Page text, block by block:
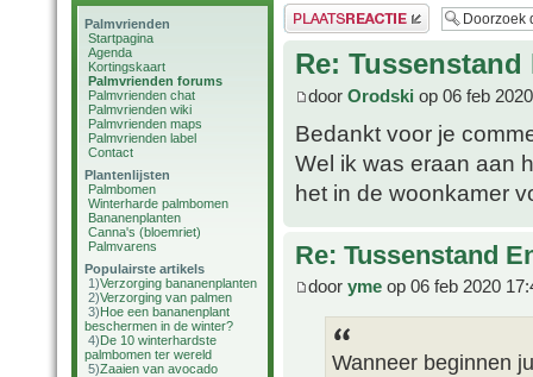
Palmvrienden
Startpagina
Agenda
Kortingskaart
Palmvrienden forums
Palmvrienden chat
Palmvrienden wiki
Palmvrienden maps
Palmvrienden label
Contact
Plantenlijsten
Palmbomen
Winterharde palmbomen
Bananenplanten
Canna's (bloemriet)
Palmvarens
Populairste artikels
1)Verzorging bananenplanten
2)Verzorging van palmen
3)Hoe een bananenplant
beschermen in de winter?
4)De 10 winterhardste
palmbomen ter wereld
5)Zaaien van avocado
Plaats een reactie
Re:
door Orodski op 06 feb
Bedankt voor je
Wel ik was eraan aan
het in de woonkamer
Re: Tussenstand
door yme op 06 feb 2020
Wanneer beginnen